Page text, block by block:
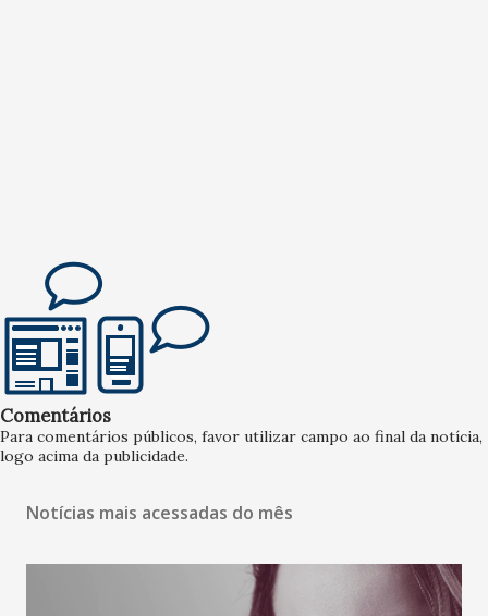
Comentários
Para comentários públicos, favor utilizar campo ao final da notícia,
logo acima da publicidade.
Notícias mais acessadas do mês